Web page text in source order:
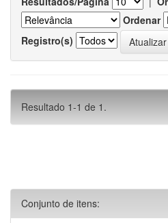
Ordenar
Registro(s)
Resultado 1-1 de 1.
Conjunto de itens: